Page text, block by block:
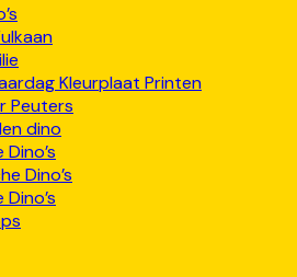
Kleurplaat Printen
Peuters
dino
Dino’s
Dino’s